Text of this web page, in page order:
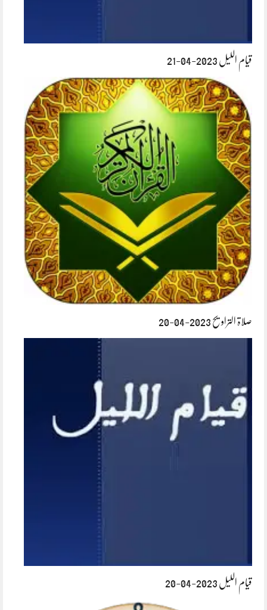
قیام اللیل 2023-04-21
صلاۃ التراویح 2023-04-20
قیام اللیل 2023-04-20